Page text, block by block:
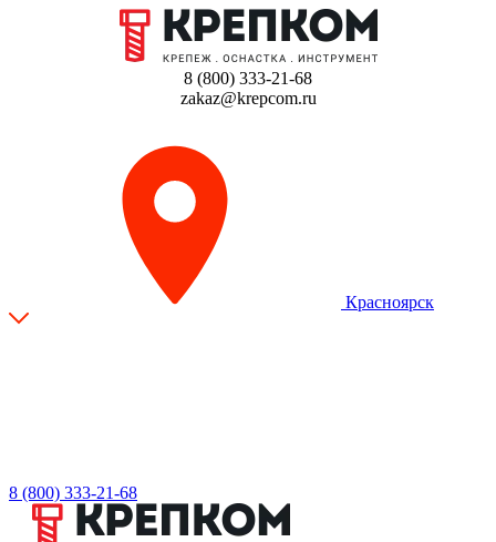
8 (800) 333-21-68
zakaz@krepcom.ru
Красноярск
8 (800) 333-21-68